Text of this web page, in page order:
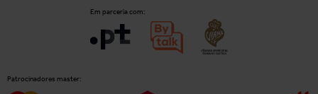
Em parceria com:
Patrocinadores master: